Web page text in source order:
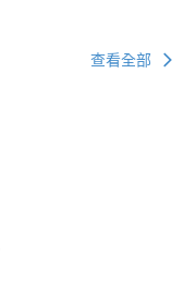
查看全部